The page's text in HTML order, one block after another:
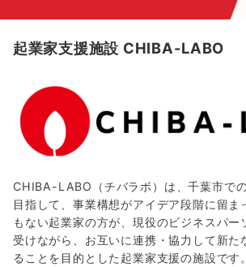
起業家支援施設 CHIBA-LABO
CHIBA-LABO（チバラボ）は、千葉市で
目指して、事業構想がアイデア段階に留ま
もない起業家の方が、現役のビジネスパー
受けながら、お互いに連携・協力して新た
ることを目的とした起業家支援の施設です。